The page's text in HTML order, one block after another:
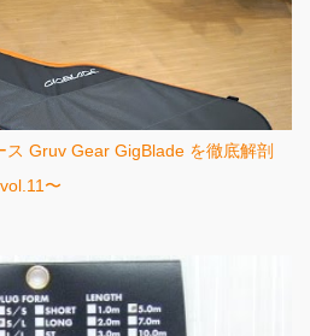
Gruv Gear GigBlade を徹底解剖
〜